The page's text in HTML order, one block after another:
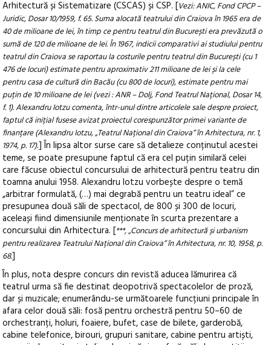
Arhitectură și Sistematizare (CSCAS) și CSP. [Vezi: ANIC, Fond CPCP –
Juridic, Dosar 10/1959, f. 65. Suma alocată teatrului din Craiova în 1965 era de
40 de milioane de lei, în timp ce pentru teatrul din București era prevăzută o
sumă de 120 de milioane de lei. În 1967, indicii comparativi ai studiului pentru
teatrul din Craiova se raportau la costurile pentru teatrul din București (cu 1
476 de locuri) estimate pentru aproximativ 211 milioane de lei și la cele
pentru casa de cultură din Bacău (cu 800 de locuri), estimate pentru mai
puțin de 10 milioane de lei (vezi : ANR – Dolj, Fond Teatrul Național, Dosar 14,
f. 1). Alexandru Iotzu comenta, într-unul dintre articolele sale despre proiect,
faptul că inițial fusese avizat proiectul corespunzător primei variante de
finanțare (Alexandru Iotzu, „Teatrul Național din Craiova” în Arhitectura, nr. 1,
1974, p. 17).] În lipsa altor surse care să detalieze conținutul acestei
teme, se poate presupune faptul că era cel puțin similară celei
care făcuse obiectul concursului de arhitectură pentru teatru din
toamna anului 1958. Alexandru Iotzu vorbește despre o temă
„arbitrar formulată, (…) mai degrabă pentru un teatru ideal” ce
presupunea două săli de spectacol, de 800 și 300 de locuri,
aceleași fiind dimensiunile menționate în scurta prezentare a
concursului din Arhitectura. [***, „Concurs de arhitectură și urbanism
pentru realizarea Teatrului Național din Craiova” în Arhitectura, nr. 10, 1958, p.
68.]
În plus, nota despre concurs din revistă aducea lămurirea că
teatrul urma să fie destinat deopotrivă spectacolelor de proză,
dar și muzicale; enumerându-se următoarele funcțiuni principale în
afara celor două săli: fosă pentru orchestră pentru 50–60 de
orchestranți, holuri, foaiere, bufet, case de bilete, garderobă,
cabine telefonice, birouri, grupuri sanitare, cabine pentru artiști,